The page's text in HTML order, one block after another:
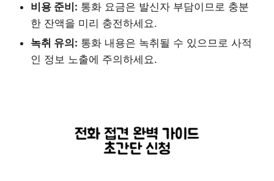
비용 준비: 통화 요금은 발신자 부담이므로 충분
한 잔액을 미리 충전하세요.
녹취 유의: 통화 내용은 녹취될 수 있으므로 사적
인 정보 노출에 주의하세요.